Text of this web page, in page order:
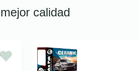
calidad